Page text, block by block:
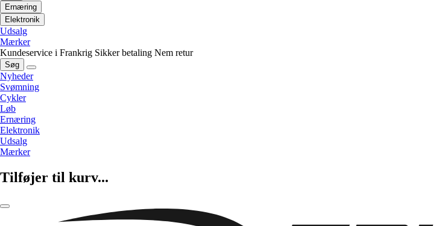
Ernæring
Elektronik
Udsalg
Mærker
Kundeservice i Frankrig Sikker betaling Nem retur
Søg
Nyheder
Svømning
Cykler
Løb
Ernæring
Elektronik
Udsalg
Mærker
Tilføjer til kurv...